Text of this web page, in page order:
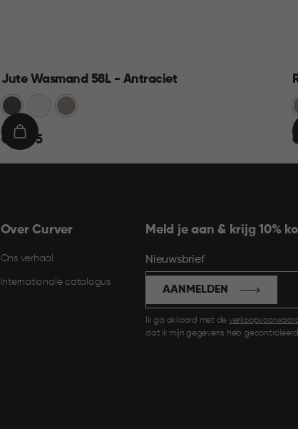
Jute Wasmand 58L - Antraciet
Antraciet Taupe
€€ 22,95
IN
€
Over Curver
Ons verhaal
Internationale catalogus
Meld je aan & krijg 10%
Nieuwsbrief
Ik ga akkoord met de
dat ik mijn gegevens heb
AANMELDEN